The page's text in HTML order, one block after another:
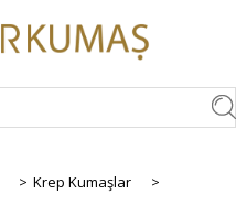
> Krep Kumaşlar
>